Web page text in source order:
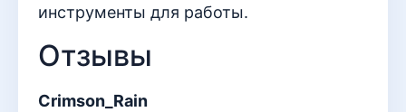
инструменты для работы.
Отзывы
Crimson_Rain